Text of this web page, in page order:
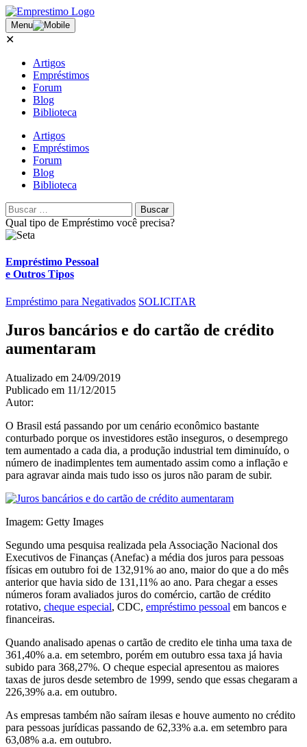
Menu
✕
Artigos
Empréstimos
Forum
Blog
Biblioteca
Artigos
Empréstimos
Forum
Blog
Biblioteca
Qual tipo de Empréstimo você precisa?
Empréstimo Pessoal
e Outros Tipos
Empréstimo para Negativados SOLICITAR
Juros bancários e do cartão de crédito
aumentaram
Atualizado em 24/09/2019
Publicado em 11/12/2015
Autor:
O Brasil está passando por um cenário econômico bastante
conturbado porque os investidores estão inseguros, o desemprego
tem aumentado a cada dia, a produção industrial tem diminuído, o
número de inadimplentes tem aumentado assim como a inflação e
para agravar ainda mais tudo isso os juros não param de subir.
Imagem: Getty Images
Segundo uma pesquisa realizada pela Associação Nacional dos
Executivos de Finanças (Anefac) a média dos juros para pessoas
físicas em outubro foi de 132,91% ao ano, maior do que a do mês
anterior que havia sido de 131,11% ao ano. Para chegar a esses
números foram avaliados juros do comércio, cartão de crédito
rotativo, cheque especial, CDC, empréstimo pessoal em bancos e
financeiras.
Quando analisado apenas o cartão de credito ele tinha uma taxa de
361,40% a.a. em setembro, porém em outubro essa taxa já havia
subido para 368,27%. O cheque especial apresentou as maiores
taxas de juros desde setembro de 1999, sendo que essas chegaram a
226,39% a.a. em outubro.
As empresas também não saíram ilesas e houve aumento no crédito
para pessoas jurídicas passando de 62,33% a.a. em setembro para
63,08% a.a. em outubro.